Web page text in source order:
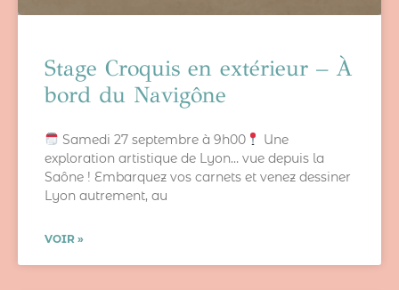
Stage Croquis en extérieur – À
bord du Navigône
Samedi 27 septembre à 9h00
Une
exploration artistique de Lyon… vue depuis la
Saône ! Embarquez vos carnets et venez dessiner
Lyon autrement, au
VOIR »